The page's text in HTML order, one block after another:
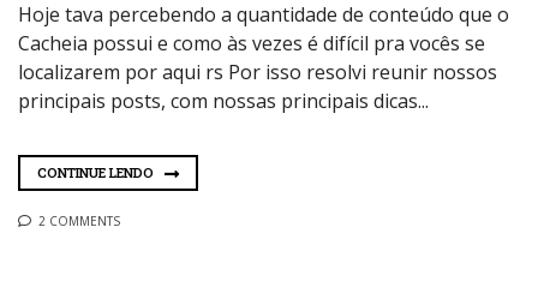
Hoje tava percebendo a quantidade de conteúdo que o
Cacheia possui e como às vezes é difícil pra vocês se
localizarem por aqui rs Por isso resolvi reunir nossos
principais posts, com nossas principais dicas...
CONTINUE LENDO
2 COMMENTS